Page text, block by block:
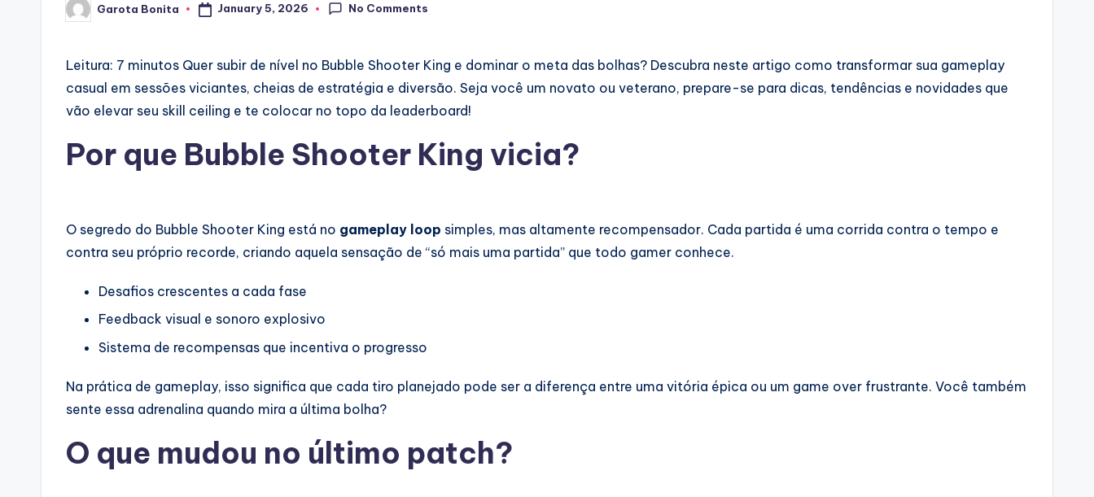
Posted
by
Garota Bonita January 5, 2026 No Comments
Leitura: 7 minutos Quer subir de nível no Bubble Shooter King e dominar o meta das bolhas? Descubra neste artigo como transformar sua gameplay
casual em sessões viciantes, cheias de estratégia e diversão. Seja você um novato ou veterano, prepare-se para dicas, tendências e novidades que
vão elevar seu skill ceiling e te colocar no topo da leaderboard!
Por que Bubble Shooter King vicia?
O segredo do Bubble Shooter King está no gameplay loop simples, mas altamente recompensador. Cada partida é uma corrida contra o tempo e
contra seu próprio recorde, criando aquela sensação de “só mais uma partida” que todo gamer conhece.
Desafios crescentes a cada fase
Feedback visual e sonoro explosivo
Sistema de recompensas que incentiva o progresso
Na prática de gameplay, isso significa que cada tiro planejado pode ser a diferença entre uma vitória épica ou um game over frustrante. Você também
sente essa adrenalina quando mira a última bolha?
O que mudou no último patch?